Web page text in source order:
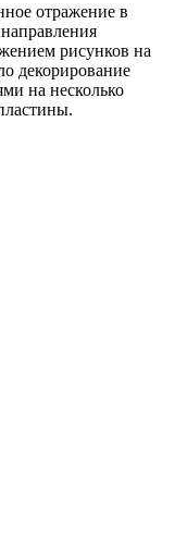
отражение в
рисунков на
декорирование
на несколько